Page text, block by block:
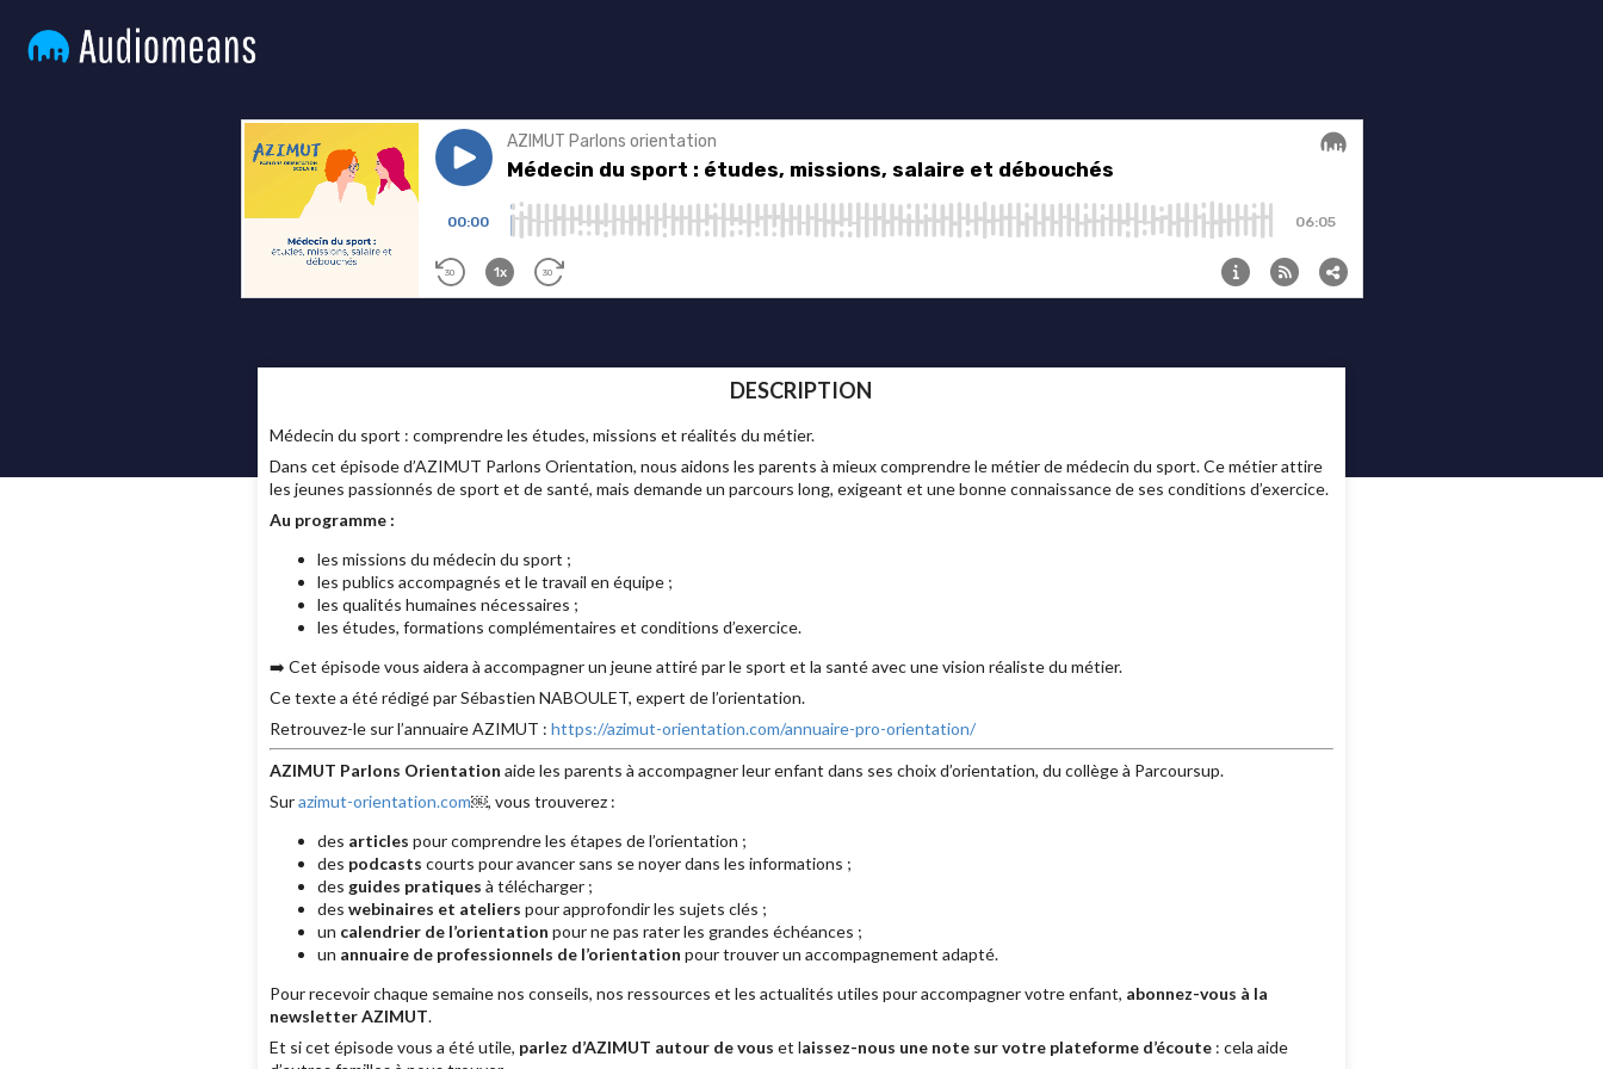
DESCRIPTION
Médecin du sport : comprendre les études, missions et réalités du métier.
Dans cet épisode d’AZIMUT Parlons Orientation, nous aidons les parents à mieux comprendre le métier de médecin du sport. Ce métier attire
les jeunes passionnés de sport et de santé, mais demande un parcours long, exigeant et une bonne connaissance de ses conditions d’exercice.
Au programme :
les missions du médecin du sport ;
les publics accompagnés et le travail en équipe ;
les qualités humaines nécessaires ;
les études, formations complémentaires et conditions d’exercice.
➡️ Cet épisode vous aidera à accompagner un jeune attiré par le sport et la santé avec une vision réaliste du métier.
Ce texte a été rédigé par Sébastien NABOULET, expert de l’orientation.
Retrouvez-le sur l’annuaire AZIMUT : https://azimut-orientation.com/annuaire-pro-orientation/
AZIMUT Parlons Orientation aide les parents à accompagner leur enfant dans ses choix d’orientation, du collège à Parcoursup.
Surazimut-orientation.com￼, vous trouverez :
des articles pour comprendre les étapes de l’orientation ;
des podcasts courts pour avancer sans se noyer dans les informations ;
des guides pratiques à télécharger ;
des webinaires et ateliers pour approfondir les sujets clés ;
un calendrier de l’orientation pour ne pas rater les grandes échéances ;
un annuaire de professionnels de l’orientation pour trouver un accompagnement adapté.
Pour recevoir chaque semaine nos conseils, nos ressources et les actualités utiles pour accompagner votre enfant, abonnez-vous à la
newsletter AZIMUT.
Et si cet épisode vous a été utile, parlez d’AZIMUT autour de vous et laissez-nous une note sur votre plateforme d’écoute: cela aide